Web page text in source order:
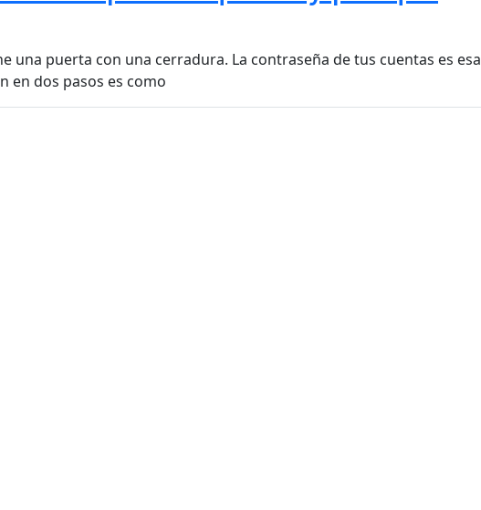
una puerta con una cerradura. La contraseña de tus cuentas es esa
en dos pasos es como